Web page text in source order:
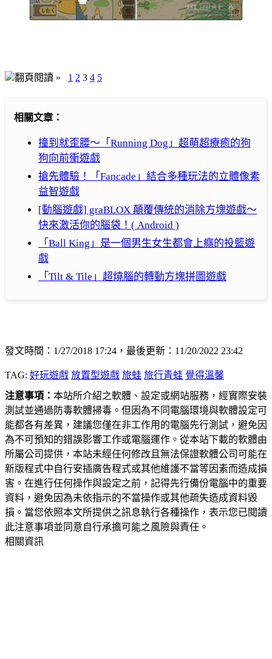
翻頁閱讀 » 1 2 3 4 5
相關文章：
撞到就歪腰～「Running Dog」超萌超療癒的狗
狗向前衝遊戲
搶先體驗！「Fancade」結合多種玩法的立體像素
益智遊戲
[動腦遊戲] graBLOX 顛覆傳統的消除方塊遊戲～
快來激活你的腦袋！( Android )
「Ball King」是一個男生女生都會上癮的投籃遊
戲
「Tilt & Tile」超燒腦的轉動方塊拼圖遊戲
發文時間：1/27/2018 17:24，最後更新：11/20/2022 23:42
TAG: 好玩遊戲 放置型遊戲 旅蛙 旅行青蛙 覺得溫馨
注意事項： 本站所介紹之軟體、設定或網站服務，經實際安裝
測試並通過防毒軟體掃毒。但因為不同電腦環境與軟體設定可
能都各有差異，建議您僅在非工作用的電腦先行測試，避免因
為不可預知的錯誤影響工作或電腦運作。從本站下載的軟體由
所屬公司提供，本站未經任何修改且無法保證軟體公司可能在
新版程式中自行安插廣告程式或其他維護不當等因素而造成損
害。在進行任何操作與設定之前，記得先行備份電腦中的重要
資料，避免因為未依指示的不當操作或其他疏失造成資料毀
損。當您依照本文所提供之訊息執行各種操作，表示您已閱讀
此注意事項並同意自行承擔可能之風險與責任。
相關資訊